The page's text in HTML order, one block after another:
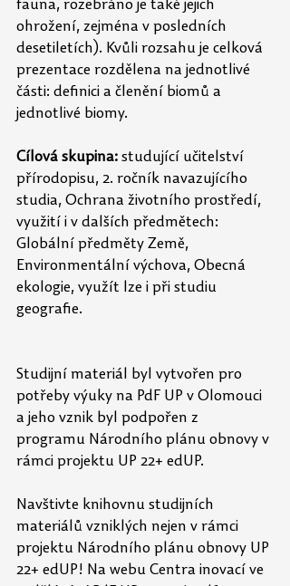
fauna, rozebráno je také jejich
ohrožení, zejména v posledních
desetiletích). Kvůli rozsahu je celková
prezentace rozdělena na jednotlivé
části: definici a členění biomů a
jednotlivé biomy.
Cílová skupina: studující učitelství
přírodopisu, 2. ročník navazujícího
studia, Ochrana životního prostředí,
využití i v dalších předmětech:
Globální předměty Země,
Environmentální výchova, Obecná
ekologie, využít lze i při studiu
geografie.
Studijní materiál byl vytvořen pro
potřeby výuky na PdF UP v Olomouci
a jeho vznik byl podpořen z
programu Národního plánu obnovy v
rámci projektu UP 22+ edUP.
Navštivte knihovnu studijních
materiálů vzniklých nejen v rámci
projektu Národního plánu obnovy UP
22+ edUP! Na webu Centra inovací ve